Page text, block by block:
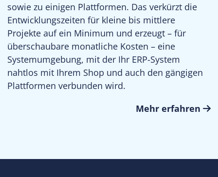
sowie zu einigen Plattformen. Das verkürzt die
Entwicklungszeiten für kleine bis mittlere
Projekte auf ein Minimum und erzeugt – für
überschaubare monatliche Kosten – eine
Systemumgebung, mit der Ihr ERP-System
nahtlos mit Ihrem Shop und auch den gängigen
Plattformen verbunden wird.
Mehr erfahren